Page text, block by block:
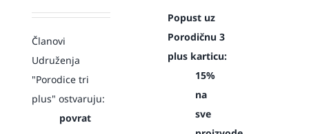
Članovi
Udruženja
"Porodice tri
plus" ostvaruju:
povrat
Popust uz
Porodičnu 3
plus karticu:
15%
na
sve